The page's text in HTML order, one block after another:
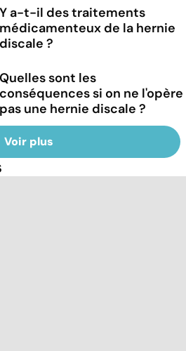
Y a-t-il des traitements
médicamenteux de la hernie
discale ?
Quelles sont les
conséquences si on ne l'opère
pas une hernie discale ?
Voir plus